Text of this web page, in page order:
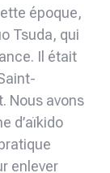
époque,
Tsuda, qui
Il était
Nous avons
d’aïkido
enlever